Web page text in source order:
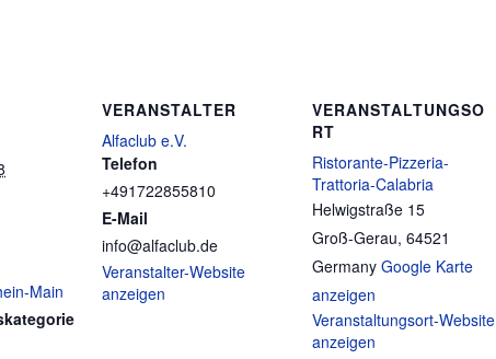
Main
VERANSTALTER
Alfaclub e.V.
Telefon
+491722855810
E-Mail
info@alfaclub.de
Veranstalter-Website
anzeigen
VERANSTALTUNGSO
RT
Ristorante-Pizzeria-
Trattoria-Calabria
Helwigstraße 15
Groß-Gerau, 64521
Germany Google Karte
anzeigen
Veranstaltungsort-Website
anzeigen